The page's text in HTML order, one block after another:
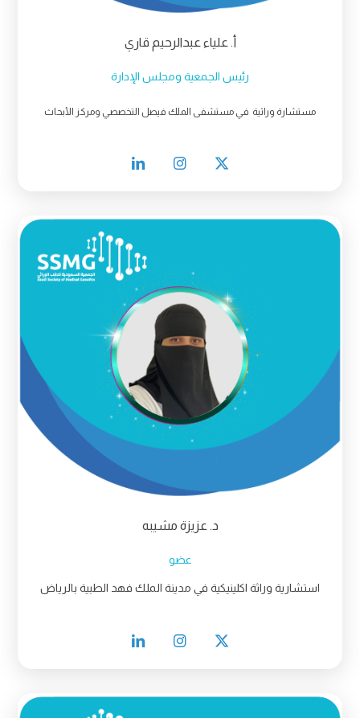
أ. علياء عبدالرحيم قاري
رئيس الجمعية ومجلس الإدارة
مستشارة وراثية في مستشفى الملك فيصل التخصصي ومركز الأبحاث
د. عزيزة مشيبه
عضو
استشارية وراثة اكلينيكية في مدينة الملك فهد الطبية بالرياض